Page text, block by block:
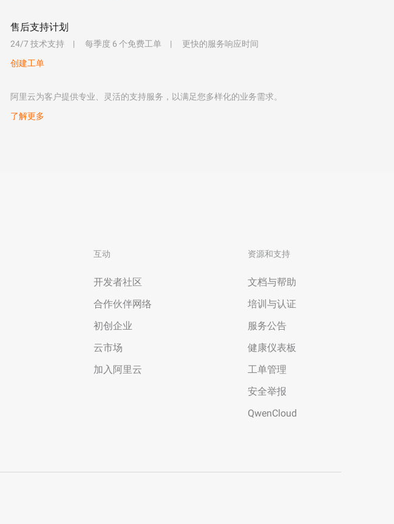
售后支持计划
24/7 技术支持 每季度 6 个免费工单
更快的服务响应时间
创建工单
阿里云为客户提供专业、灵活的支持服务，以满足您多样化的业务需求。
了解更多
互动
开发者社区
合作伙伴网络
初创企业
云市场
加入阿里云
资源和支持
文档与帮助
培训与认证
服务公告
健康仪表板
工单管理
安全举报
QwenCloud